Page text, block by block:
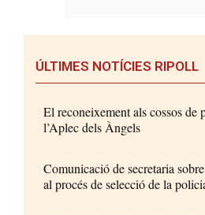
ÚLTIMES NOTÍCIES RIPOLL
El reconeixement als cossos de
l’Aplec dels Àngels
Comunicació de secretaria
al procés de selecció de la